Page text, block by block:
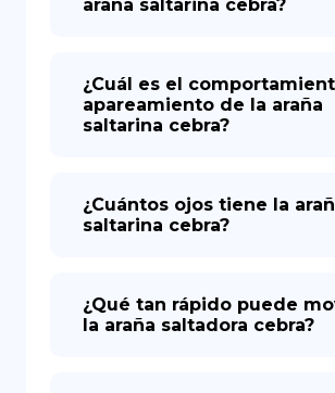
araña saltarina cebra?
¿Cuál es el
apareamiento de la araña
saltarina cebra?
¿Cuántos ojos tiene la
saltarina cebra?
¿Qué tan rápido puede
la araña saltadora cebra?